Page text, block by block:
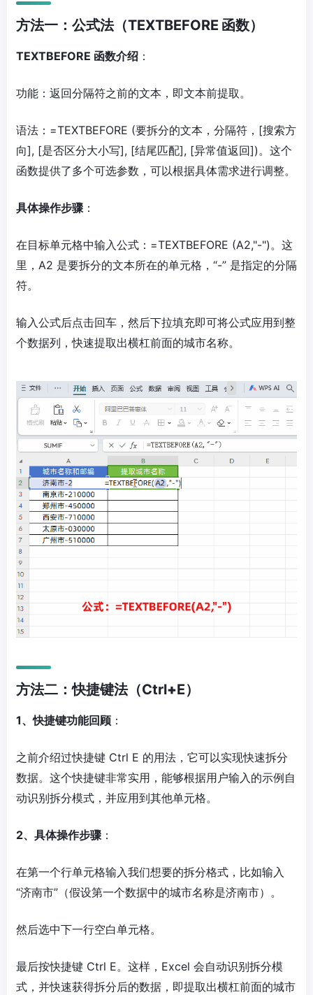
方法一：公式法（TEXTBEFORE 函数）
TEXTBEFORE 函数介绍 ：
功能：返回分隔符之前的文本，即文本前提取。
语法：=TEXTBEFORE (要拆分的文本，分隔符，[搜索方
向], [是否区分大小写], [结尾匹配], [异常值返回])。这个
函数提供了多个可选参数，可以根据具体需求进行调整。
具体操作步骤：
在目标单元格中输入公式：=TEXTBEFORE (A2,"-")。这
里，A2 是要拆分的文本所在的单元格，“-” 是指定的分隔
符。
输入公式后点击回车，然后下拉填充即可将公式应用到整
个数据列，快速提取出横杠前面的城市名称。
方法二：快捷键法（Ctrl+E）
1、快捷键功能回顾 ：
之前介绍过快捷键 Ctrl E 的用法，它可以实现快速拆分
数据。这个快捷键非常实用，能够根据用户输入的示例自
动识别拆分模式，并应用到其他单元格。
2、具体操作步骤 ：
在第一个行单元格输入我们想要的拆分格式，比如输入
“济南市”（假设第一个数据中的城市名称是济南市）。
然后选中下一行空白单元格。
最后按快捷键 Ctrl E。这样，Excel 会自动识别拆分模
式，并快速获得拆分后的数据，即提取出横杠前面的城市